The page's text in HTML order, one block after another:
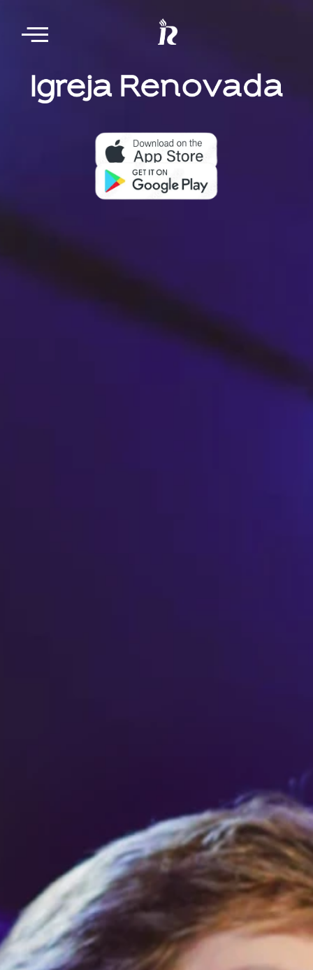
Nosso aplicativo